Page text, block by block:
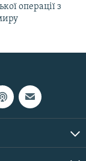
операції з